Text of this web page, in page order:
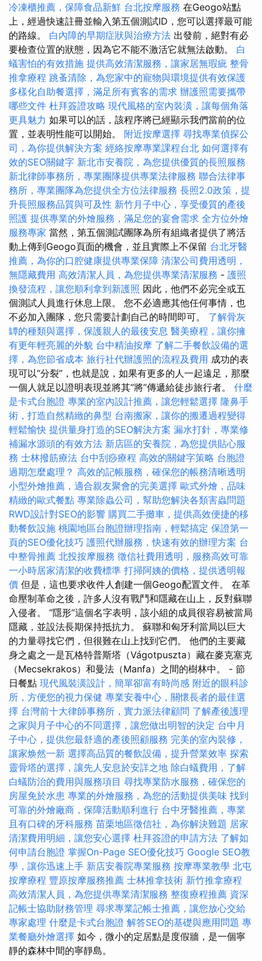
冷凍櫃推薦，保障食品新鮮 台北按摩服務 在Geogo站點
上，經過快速註冊並輸入第五個測試ID，您可以選擇最可能
的路線。 白內障的早期症狀與治療方法 出發前，絕對有必
要檢查位置的狀態，因為它不能不激活它就無法啟動。 白
蟻害怕的有效措施 提供高效清潔服務，讓家居無瑕疵 整骨
推拿療程 跳蚤清除，為您家中的寵物與環境提供有效保護
多樣化自助餐選擇，滿足所有賓客的需求 辦護照需要攜帶
哪些文件 杜拜簽證攻略 現代風格的室內裝潢，讓每個角落
更具魅力 如果可以的話，該程序將已經顯示我們當前的位
置，並表明性能可以開始。 附近按摩選擇 尋找專業偵探公
司，為你提供解決方案 經絡按摩專業課程台北 如何選擇有
效的SEO關鍵字 新北市安養院，為您提供優質的長照服務
新北律師事務所，專業團隊提供專業法律服務 聯合法律事
務所，專業團隊為您提供全方位法律服務 長照2.0政策，提
升長照服務品質與可及性 新竹月子中心，享受優質的產後
照護 提供專業的外燴服務，滿足您的宴會需求 全方位外燴
服務專家 當然，第五個測試團隊為所有組織者提供了將活
動上傳到Geogo頁面的機會，並且實際上不保留 台北牙醫
推薦，為你的口腔健康提供專業保障 清潔公司費用透明，
無隱藏費用 高效清潔人員，為您提供專業清潔服務 - 護照
換發流程，讓您順利拿到新護照 因此，他們不必完全或五
個測試人員進行休息上限。 您不必適應其他任何事情，也
不必加入團隊，您只需要計劃自己的時間即可。 了解骨灰
罈的種類與選擇，保護親人的最後安息 醫美療程，讓你擁
有更年輕亮麗的外貌 台中精油按摩 了解二手餐飲設備的選
擇，為您節省成本 旅行社代辦護照的流程及費用 成功的表
現可以“分裂”，也就是說，如果有更多的人一起遠足，那麼
一個人就足以證明表現並將其“將”傳遞給徒步旅行者。 什麼
是卡式台胞證 專業的室內設計推薦，讓您輕鬆選擇 隆鼻手
術，打造自然精緻的鼻型 台南搬家，讓你的搬遷過程變得
輕鬆愉快 提供量身打造的SEO解決方案 漏水打針，專業修
補漏水源頭的有效方法 新店區的安養院，為您提供貼心服
務 士林撥筋療法 台中刮痧療程 高效的關鍵字策略 台胞證
過期怎麼處理？ 高效的記帳服務，確保您的帳務清晰透明
小型外燴推薦，適合親友聚會的完美選擇 歐式外燴，品味
精緻的歐式餐點 專業除蟲公司，幫助您解決各類害蟲問題
RWD設計對SEO的影響 購買二手攤車，提供高效便捷的移
動餐飲設施 桃園地區台胞證辦理指南，輕鬆搞定 保證第一
頁的SEO優化技巧 護照代辦服務，快速有效的辦理方案 台
中整骨推薦 北投按摩服務 徵信社費用透明，服務高效可靠
一小時居家清潔的收費標準 打掃阿姨的價格，提供透明報
價 但是，這也要求收件人創建一個Geogo配置文件。 在革
命壓制革命之後，許多人沒有戰鬥和隱藏在山上，反對蘇聯
入侵者。 “隱形”這個名字表明，該小組的成員很容易被當局
隱藏，並設法長期保持抵抗力。 蘇聯和匈牙利當局以巨大
的力量尋找它們，但很難在山上找到它們。 他們的主要藏
身之處之一是瓦格特普斯塔（Vágotpuszta）藏在麥克塞克
（Mecsekrakos）和曼法（Manfa）之間的樹林中。 - 節
日餐點 現代風裝潢設計，簡單卻富有時尚感 附近的眼科診
所，方便您的視力保健 專業安養中心，關懷長者的最佳選
擇 台灣前十大律師事務所，實力派法律顧問 了解產後護理
之家與月子中心的不同選擇，讓您做出明智的決定 台中月
子中心，提供您最舒適的產後照顧服務 完美的室內裝修，
讓家焕然一新 選擇高品質的餐飲設備，提升營業效率 探索
靈骨塔的選擇，讓先人安息於安詳之地 除白蟻費用，了解
白蟻防治的費用與服務項目 尋找專業防水服務，確保您的
房屋免於水患 專業的外燴服務，為您的活動提供美味 找到
可靠的外燴廠商，保障活動順利進行 台中牙醫推薦，專業
且有口碑的牙科服務 苗栗地區徵信社，為你解決難題 居家
清潔費用明細，讓您安心選擇 杜拜簽證的申請方法 了解如
何申請台胞證 掌握On-Page SEO優化技巧 Google SEO教
學，讓你迅速上手 新店安養院專業服務 按摩專業教學 北屯
按摩療程 豐原按摩服務推薦 士林推拿技術 新竹推拿療程
高效清潔人員，為您提供專業清潔服務 整復療程推薦 資深
記帳士協助財務管理 尋求專業記帳士推薦，讓您放心交給
專家處理 什麼是卡式台胞證 解答SEO的基礎與應用問題 專
業餐廳外燴選擇 如今，微小的定居點是度假牆，是一個寧
靜的森林中間的寧靜島。